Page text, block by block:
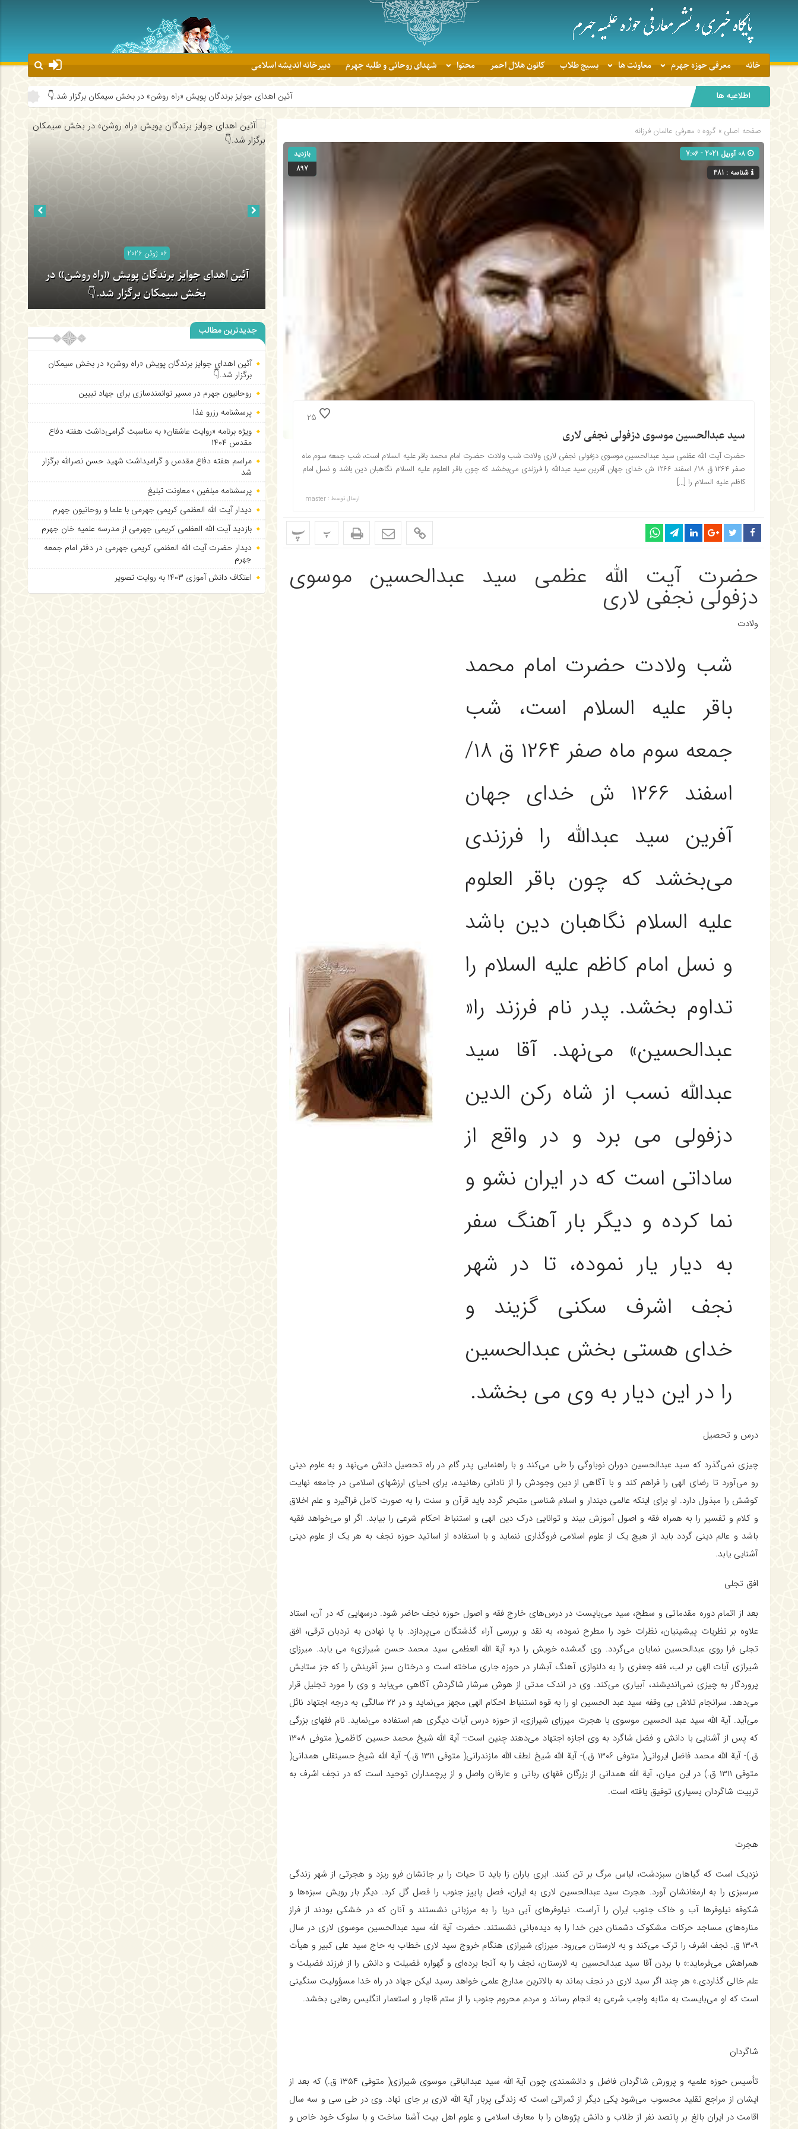
خانه معرفی حوزه جهرم معاونت ها بسیج طلاب کانون هلال احمر محتوا شهدای روحانی و طلبه جهرم دبیرخانه اندیشه اسلامی
اطلاعیه ها آئین اهدای جوایز برندگان پویش «راه روشن» در بخش سیمکان برگزار شد.👇 روحانیون جهرم در مسیر
صفحه اصلی » گروه » معرفی عالمان فرزانه
شناسه : 481
بازدید
897
25
سید عبدالحسین موسوی دزفولی نجفی لاری
حضرت آیت الله عظمی سید عبدالحسین موسوی دزفولی نجفی لاری ولادت‌ شب ولادت حضرت امام محمد باقر عليه السلام است، شب جمعه سوم ماه
صفر ۱۲۶۴ ق ۱۸/ اسفند ۱۲۶۶ ش خداى جهان آفرين سيد عبدالله را فرزندى مى‌بخشد كه چون باقر العلوم عليه السلام نگاهبان دين باشد و نسل امام
كاظم عليه السلام را […]
ارسال توسط : master
پ پ
حضرت آیت الله عظمی سید عبدالحسین موسوی
دزفولی نجفی لاری
ولادت‌
شب ولادت حضرت امام محمد
باقر عليه السلام است، شب
جمعه سوم ماه صفر ۱۲۶۴ ق ۱۸/
اسفند ۱۲۶۶ ش خداى جهان
آفرين سيد عبدالله را فرزندى
مى‌بخشد كه چون باقر العلوم
عليه السلام نگاهبان دين باشد
و نسل امام كاظم عليه السلام را
تداوم بخشد. پدر نام فرزند را«
عبدالحسين» مى‌نهد. آقا سيد
عبدالله نسب از شاه ركن الدين
دزفولى مى برد و در واقع از
ساداتى است كه در ايران نشو و
نما كرده و ديگر بار آهنگ سفر
به ديار يار نموده، تا در شهر
نجف اشرف سكنى گزيند و
خداى هستى بخش عبدالحسين
را در اين ديار به وى مى بخشد.
درس و تحصيل‌
چيزى نمى‌گذرد كه سيد عبدالحسين دوران نوباوگى را طى مى‌كند و با راهنمايى پدر گام در راه تحصيل دانش مى‌نهد و به علوم دينى
رو مى‌آورد تا رضاى الهى را فراهم كند و با آگاهى از دين وجودش را از نادانى رهانيده، براى احياى ارزشهاى اسلامى در جامعه نهايت
كوشش را مبذول دارد. او براى اينكه عالمى ديندار و اسلام شناسى متبحر گردد بايد قرآن و سنت را به صورت كامل فراگيرد و علم اخلاق
و كلام و تفسير را به همراه فقه و اصول آموزش بيند و توانايى درك دين الهى و استنباط احكام شرعى را بيابد. اگر او مى‌خواهد فقيه
باشد و عالم دينى گردد بايد از هيچ يك از علوم اسلامى فروگذارى ننمايد و با استفاده از اساتيد حوزه نجف به هر يك از علوم دينى
آشنايى يابد.
افق تجلى‌
بعد از اتمام دوره مقدماتى و سطح، سيد مى‌بايست در درس‌هاى خارج فقه و اصول حوزه نجف حاضر شود. درسهايى كه در آن، استاد
علاوه بر نظريات پيشينيان، نظرات خود را مطرح نموده، به نقد و بررسى آراء گذشتگان مى‌پردازد. با پا نهادن به نردبان ترقى، افق
تجلى فرا روى عبدالحسين نمايان مى‌گردد. وى گمشده خويش را در« آية الله العظمى سيد محمد حسن شيرازى» مى يابد. ميرزاى
شيرازى آيات الهى بر لب، فقه جعفرى را به دلنوازى آهنگ آبشار در حوزه جارى ساخته است و درختان سبز آفرينش را كه جز ستايش
پروردگار به چيزى نمى‌انديشند، آبيارى مى‌كند. وى در اندك مدتى از هوش سرشار شاگردش آگاهى مى‌يابد و وى را مورد تجليل قرار
مى‌دهد. سرانجام تلاش بى وقفه سيد عبد الحسين او را به قوه استنباط احكام الهى مجهز مى‌نمايد و در ۲۲ سالگى به درجه اجتهاد نائل
مى‌آيد. آية الله سيد عبد الحسين موسوى با هجرت ميرزاى شيرازى، از حوزه درس آيات ديگرى هم استفاده مى‌نمايد. نام فقهاى بزرگى
كه پس از آشنايى با دانش و فضل شاگرد به وى اجازه اجتهاد مى‌دهند چنين است:- آية الله شيخ محمد حسين كاظمى( متوفى ۱۳۰۸
ق.)- آية الله محمد فاضل ايروانى( متوفى ۱۳۰۶ ق.)- آية الله شيخ لطف الله مازندرانى( متوفى ۱۳۱۱ ق.)- آية الله شيخ حسينقلى همدانى(
متوفى ۱۳۱۱ ق.) در اين ميان، آية الله همدانى از بزرگان فقهاى ربانى و عارفان واصل و از پرچمداران توحيد است كه در نجف اشرف به
تربيت شاگردان بسيارى توفيق يافته است.
هجرت‌
نزديك است كه گياهان سبزدشت، لباس مرگ بر تن كنند. ابرى باران زا بايد تا حيات را بر جانشان فرو ريزد و هجرتى از شهر زندگى
سرسبزى را به ارمغانشان آورد. هجرت سيد عبدالحسين لارى به ايران، فصل پاييز جنوب را فصل گل كرد. ديگر بار رويش سبزه‌ها و
شكوفه نيلوفرها آب و خاك جنوب ايران را آراست. نيلوفرهاى آبى دريا را به مرزبانى نشستند و آنان كه در خشكى بودند از فراز
مناره‌هاى مساجد حركات مشكوك دشمنان دين خدا را به ديده‌بانى نشستند. حضرت آية الله سيد عبدالحسين موسوى لارى در سال
۱۳۰۹ ق. نجف اشرف را ترك مى‌كند و به لارستان مى‌رود. ميرزاى شيرازى هنگام خروج سيد لارى خطاب به حاج سيد على كبير و هيأت
همراهش مى‌فرمايد:« با بردن آقا سيد عبدالحسين به لارستان، نجف را به آنجا برده‌اى و گهواره فضيلت و دانش را از فرزند فضيلت و
علم خالى گذاردى.» هر چند اگر سيد لارى در نجف بماند به بالاترين مدارج علمى خواهد رسيد ليكن جهاد در راه خدا مسؤوليت سنگينى
است كه او مى‌بايست به مثابه واجب شرعى به انجام رساند و مردم محروم جنوب را از ستم قاجار و استعمار انگليس رهايى بخشد.
شاگردان‌
تأسيس حوزه علميه و پرورش شاگردان فاضل و دانشمندى چون آية الله سيد عبدالباقى موسوى شيرازى( متوفى ۱۳۵۴ ق.) كه بعد از
ايشان از مراجع تقليد محسوب مى‌شود يكى ديگر از ثمراتى است كه زندگى پربار آية الله لارى بر جاى نهاد. وى در طى سى و سه سال
اقامت در ايران بالغ بر پانصد نفر از طلاب و دانش پژوهان را با معارف اسلامى و علوم اهل بيت آشنا ساخت و با سلوك خود خاص و
06 ژوئن 2026
روحانیون جهرم در مسیر توانمندسازی برای جهاد
تبیین
جدیدترین مطالب
آئین اهدای جوایز برندگان پویش «راه روشن» در بخش سیمکان
برگزار شد.👇
روحانیون جهرم در مسیر توانمندسازی برای جهاد تبیین
پرسشنامه رزرو غذا
ویژه برنامه «روایت عاشقان» به مناسبت گرامی‌داشت هفته دفاع
مقدس ۱۴۰۴
مراسم هفته دفاع مقدس و گرامیداشت شهید حسن نصرالله برگزار
شد
پرسشنامه مبلغین ؛ معاونت تبلیغ
دیدار آیت الله العظمی کریمی جهرمی با علما و روحانیون جهرم
بازدید آیت الله العظمی کریمی جهرمی از مدرسه علمیه خان جهرم
دیدار حضرت آیت الله العظمی کریمی جهرمی در دفتر امام جمعه
جهرم
اعتکاف دانش آموزی ۱۴۰۳ به روایت تصویر